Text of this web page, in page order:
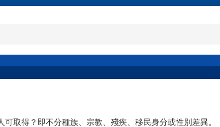
取得？即不分種族、宗教、殘疾、移民身分或性別差異。